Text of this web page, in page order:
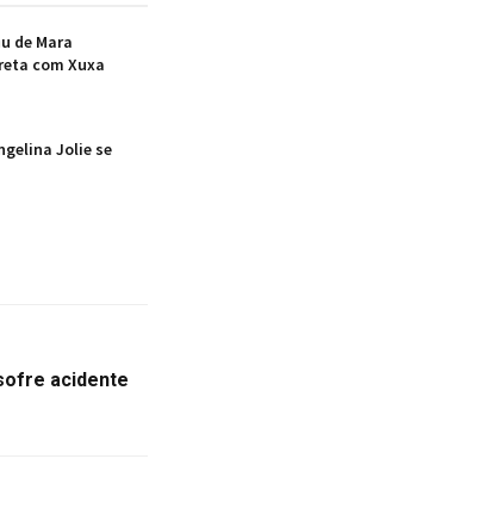
de Mara
com Xuxa
Jolie se
acidente